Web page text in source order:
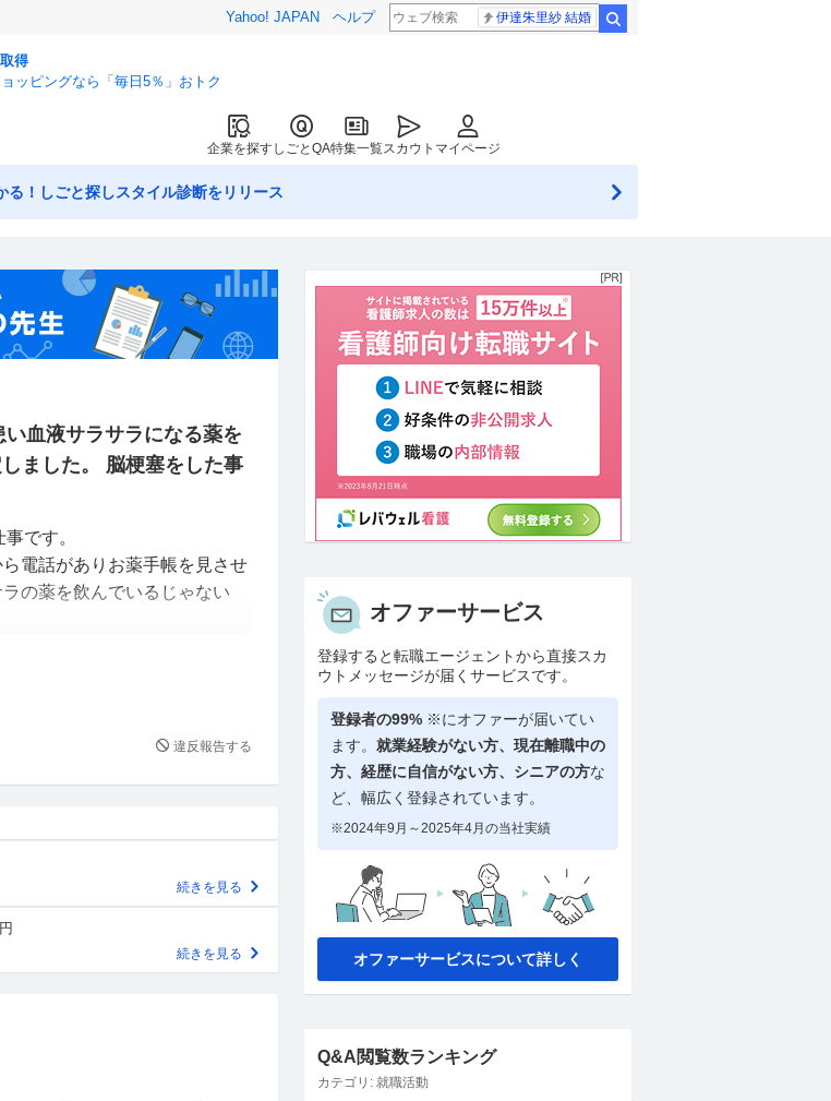
Yahoo! JAPAN ヘルプ 伊達朱里紗 結婚
得
ッピングなら「毎日5％」おトク
企業を探すしごとQA特集一覧スカウト マイページ
！しごと探しスタイル診断をリリース
血液サラサラになる薬を
ました。 脳梗塞をした事
です。
電話がありお薬手帳を見させ
の薬を飲んでいるじゃない
の産業医の回答みたいでお薬
？
？
違反報告する
続きを見る
続きを見る
オファーサービス
登録すると転職エージェントから直接スカ
ウトメッセージが届くサービスです。
登録者の99% ※にオファーが届いてい
ます。 就業経験がない方、現在離職中の
方、 経歴に自信がない方、シニアの方な
ど、幅広く登録されています。
※2024年9月～2025年4月の当社実績
オファーサービスについて詳しく
Q&A閲覧数ランキング
カテゴリ: 就職活動